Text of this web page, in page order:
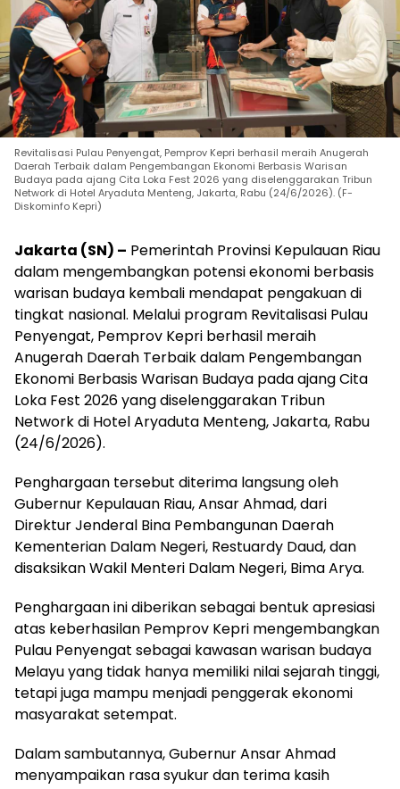
Revitalisasi Pulau Penyengat, Pemprov Kepri berhasil meraih Anugerah
Daerah Terbaik dalam Pengembangan Ekonomi Berbasis Warisan
Budaya pada ajang Cita Loka Fest 2026 yang diselenggarakan Tribun
Network di Hotel Aryaduta Menteng, Jakarta, Rabu (24/6/2026). (F-
Diskominfo Kepri)
Jakarta (SN) – Pemerintah Provinsi Kepulauan Riau
dalam mengembangkan potensi ekonomi berbasis
warisan budaya kembali mendapat pengakuan di
tingkat nasional. Melalui program Revitalisasi Pulau
Penyengat, Pemprov Kepri berhasil meraih
Anugerah Daerah Terbaik dalam Pengembangan
Ekonomi Berbasis Warisan Budaya pada ajang Cita
Loka Fest 2026 yang diselenggarakan Tribun
Network di Hotel Aryaduta Menteng, Jakarta, Rabu
(24/6/2026).
Penghargaan tersebut diterima langsung oleh
Gubernur Kepulauan Riau, Ansar Ahmad, dari
Direktur Jenderal Bina Pembangunan Daerah
Kementerian Dalam Negeri, Restuardy Daud, dan
disaksikan Wakil Menteri Dalam Negeri, Bima Arya.
Penghargaan ini diberikan sebagai bentuk apresiasi
atas keberhasilan Pemprov Kepri mengembangkan
Pulau Penyengat sebagai kawasan warisan budaya
Melayu yang tidak hanya memiliki nilai sejarah tinggi,
tetapi juga mampu menjadi penggerak ekonomi
masyarakat setempat.
Dalam sambutannya, Gubernur Ansar Ahmad
menyampaikan rasa syukur dan terima kasih